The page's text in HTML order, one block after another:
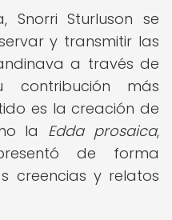
Sturluson se
y transmitir las
a través de
más
es la creación de
la Edda prosaica,
de forma
creencias y relatos